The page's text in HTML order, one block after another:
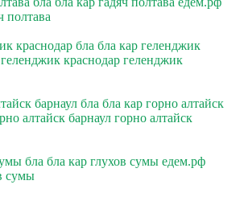
полтава
краснодар бла бла кар геленджик
краснодар геленджик
барнаул бла бла кар горно алтайск
алтайск барнаул горно алтайск
бла бла кар глухов сумы едем.рф
сумы